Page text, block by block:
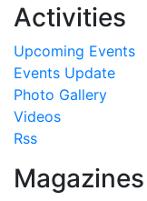
Activities
Upcoming Events
Events Update
Photo Gallery
Videos
Rss
Magazines